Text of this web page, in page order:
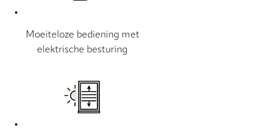
Moeiteloze bediening met
elektrische besturing